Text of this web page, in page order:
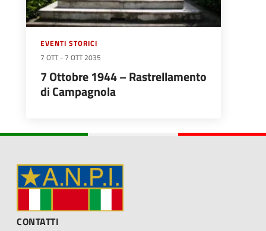
EVENTI STORICI
7 OTT - 7 OTT 2035
7 Ottobre 1944 – Rastrellamento
di Campagnola
CONTATTI